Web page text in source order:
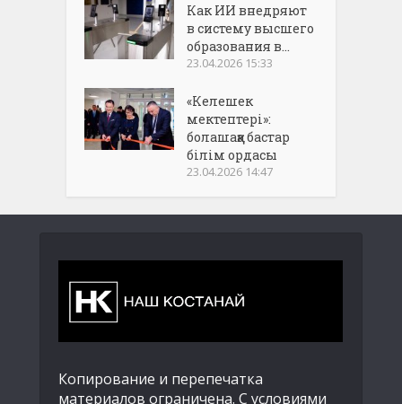
Как ИИ внедряют
в систему высшего
образования в...
23.04.2026 15:33
«Келешек
мектептері»:
болашаққа бастар
білім ордасы
23.04.2026 14:47
Копирование и перепечатка
материалов ограничена. С условиями